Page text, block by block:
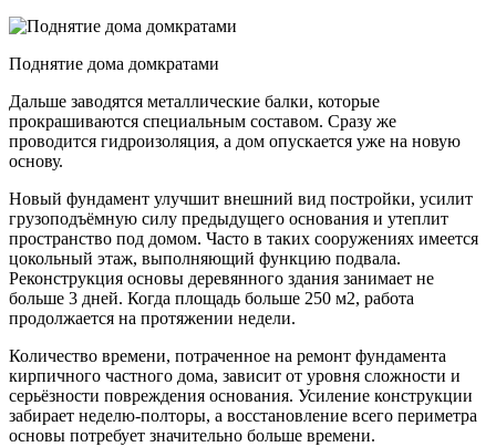
Поднятие дома домкратами
Дальше заводятся металлические балки, которые
прокрашиваются специальным составом. Сразу же
проводится гидроизоляция, а дом опускается уже на новую
основу.
Новый фундамент улучшит внешний вид постройки, усилит
грузоподъёмную силу предыдущего основания и утеплит
пространство под домом. Часто в таких сооружениях имеется
цокольный этаж, выполняющий функцию подвала.
Реконструкция основы деревянного здания занимает не
больше 3 дней. Когда площадь больше 250 м2, работа
продолжается на протяжении недели.
Количество времени, потраченное на ремонт фундамента
кирпичного частного дома, зависит от уровня сложности и
серьёзности повреждения основания. Усиление конструкции
забирает неделю-полторы, а восстановление всего периметра
основы потребует значительно больше времени.